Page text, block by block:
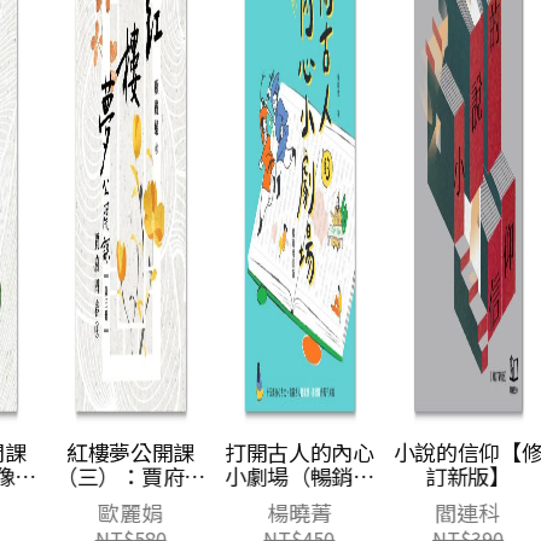
紅樓夢公開課
（三）：賈府四
春卷【修訂新
版】
歐麗娟
打開古人的內心
小劇場（暢銷增
訂版）：15篇核
心古文，透視古
楊曉菁
小說的信仰【修
訂新版】
閻連科